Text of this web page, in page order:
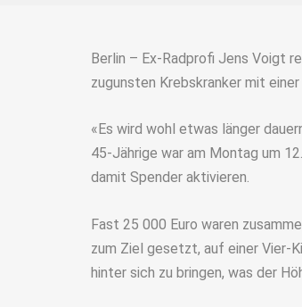
Berlin – Ex-Radprofi Jens Voigt
zugunsten Krebskranker mit
«Es wird wohl etwas länger
45-Jährige war am Montag um
damit Spender aktivieren.
Fast 25 000 Euro waren
zum Ziel gesetzt, auf einer Vier-
hinter sich zu bringen, was der